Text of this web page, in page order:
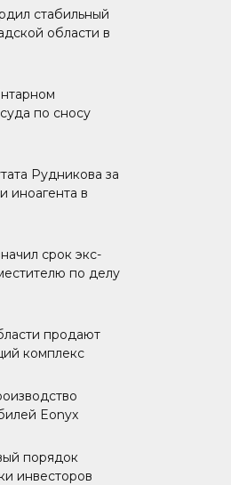
стабильный
области в
по сносу
Рудникова за
иноагента в
срок экс-
по делу
продают
комплекс
Eonyx
порядок
инвесторов